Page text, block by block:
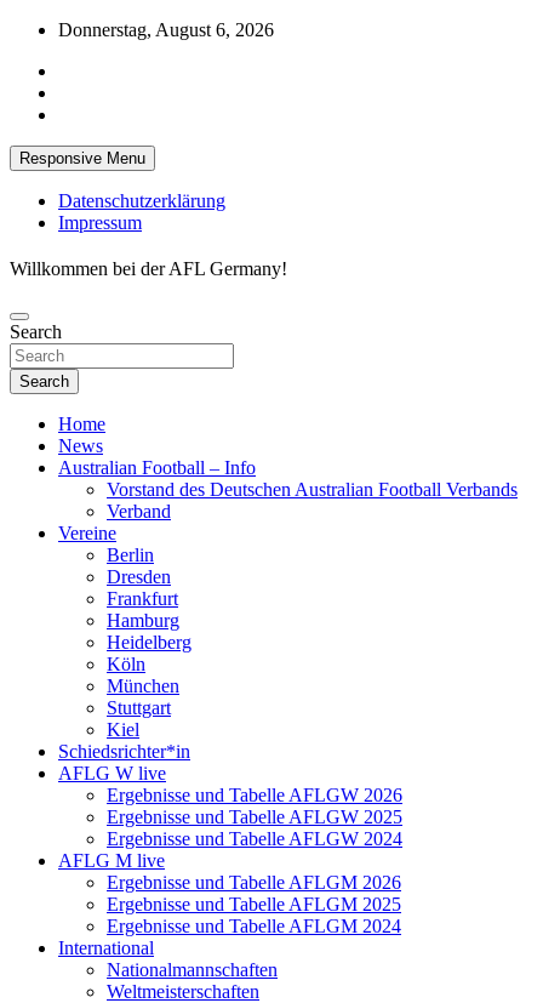
Skip
content
Donnerstag, August 6, 2026
Responsive Menu
Datenschutzerklärung
Impressum
Willkommen bei der AFL Germany!
Search
Search
Home
News
Australian Football – Info
Vorstand des Deutschen Australian Football Verbands
Verband
Vereine
Berlin
Dresden
Frankfurt
Hamburg
Heidelberg
Köln
München
Stuttgart
Kiel
Schiedsrichter*in
AFLG W live
Ergebnisse und Tabelle AFLGW 2026
Ergebnisse und Tabelle AFLGW 2025
Ergebnisse und Tabelle AFLGW 2024
AFLG M live
Ergebnisse und Tabelle AFLGM 2026
Ergebnisse und Tabelle AFLGM 2025
Ergebnisse und Tabelle AFLGM 2024
International
Nationalmannschaften
Weltmeisterschaften